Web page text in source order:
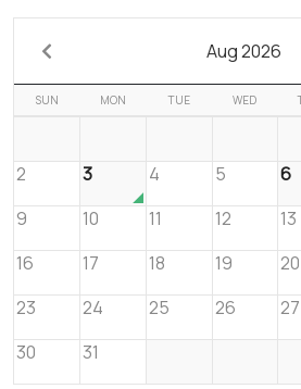
Aug 2026
SUN MON TUE WED
2
3 4 5 6
9
10 11 12 13
16
17 18 19 20
23
24 25 26 27
30
31